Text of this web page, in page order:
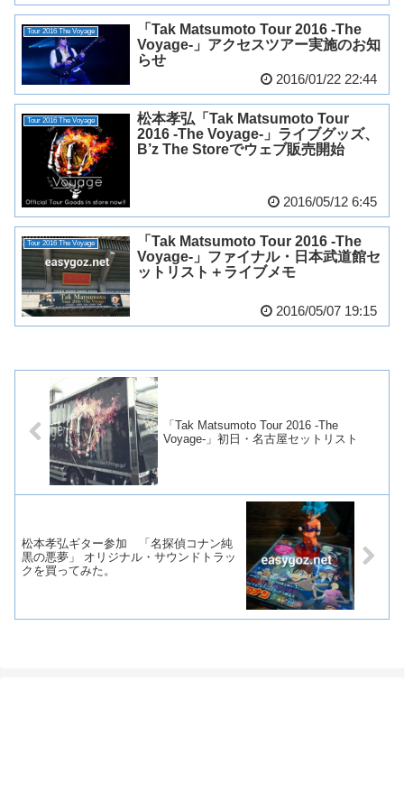
Tour 2016 The Voyage
「Tak Matsumoto Tour 2016 -The
Voyage-」アクセスツアー実施のお知
らせ
2016/01/22 22:44
Tour 2016 The Voyage
松本孝弘「Tak Matsumoto Tour
2016 -The Voyage-」ライブグッズ、
B’z The Storeでウェブ販売開始
2016/05/12 6:45
Tour 2016 The Voyage
「Tak Matsumoto Tour 2016 -The
Voyage-」ファイナル・日本武道館セ
ットリスト＋ライブメモ
2016/05/07 19:15
「Tak Matsumoto Tour 2016 -The
Voyage-」初日・名古屋セットリスト
松本孝弘ギター参加 「名探偵コナン純
黒の悪夢」 オリジナル・サウンドトラッ
クを買ってみた。